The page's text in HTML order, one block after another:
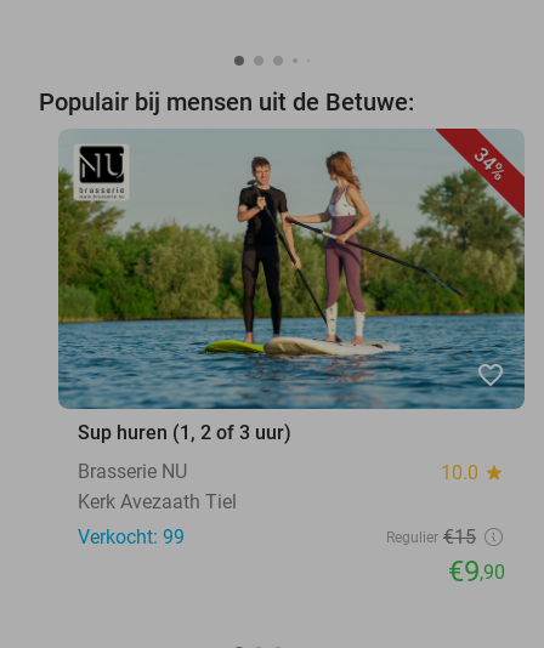
Populair bij mensen uit de Betuwe:
34%
favorite_border
Sup huren (1, 2 of 3 uur)
Brasserie NU
10.0 star
Kerk Avezaath Tiel
Verkocht: 99
Regulier €15
€9,90